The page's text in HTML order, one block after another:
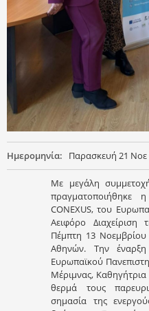
Ημερομηνία: Παρασκευή 21 Νοε
Με μεγάλη
πραγματοποιήθηκε
CONEXUS, του
Αειφόρο Διαχείριση
Πέμπτη 13 Νοεμβρίου
Αθηνών. Την έναρξη
Ευρωπαϊκού
Μέριμνας,
θερμά τους
σημασία της